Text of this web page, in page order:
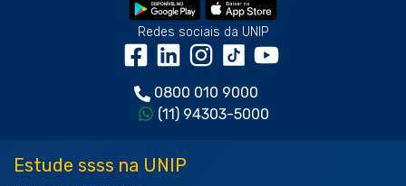
Redes sociais da UNIP
0800 010 9000
(11) 94303-5000
Estude ssss na UNIP